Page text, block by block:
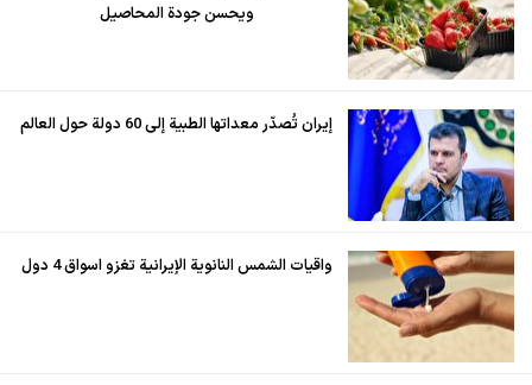
ويحسن جودة المحاصيل
إيران تُصدّر معداتها الطبية إلى 60 دولة حول العالم
واقيات الشمس النانوية الإيرانية تغزو اسواق 4 دول